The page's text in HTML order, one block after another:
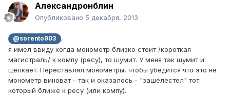
Александронблин
Опубликовано 5 декабря, 2013
@sorento903
,
я имел ввиду когда монометр близко стоит /короткая
магистраль/ к компу (ресу), то шумит. У меня так шумит и
щелкает. Переставлял монометры, чтобы убедится что это не
монометр виноват - так и оказалось - "зашелестел" тот
который ближе к ресу (или компу).